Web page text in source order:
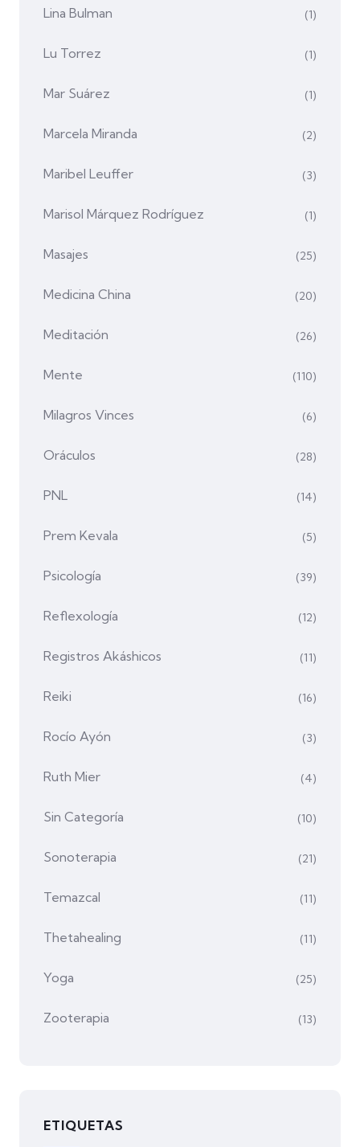
Lina Bulman (1)
Lu Torrez (1)
Mar Suárez (1)
Marcela Miranda (2)
Maribel Leuffer (3)
Marisol Márquez Rodríguez (1)
Masajes (25)
Medicina China (20)
Meditación (26)
Mente (110)
Milagros Vinces (6)
Oráculos (28)
PNL (14)
Prem Kevala (5)
Psicología (39)
Reflexología (12)
Registros Akáshicos (11)
Reiki (16)
Rocío Ayón (3)
Ruth Mier (4)
Sin Categoría (10)
Sonoterapia (21)
Temazcal (11)
Thetahealing (11)
Yoga (25)
Zooterapia (13)
ETIQUETAS